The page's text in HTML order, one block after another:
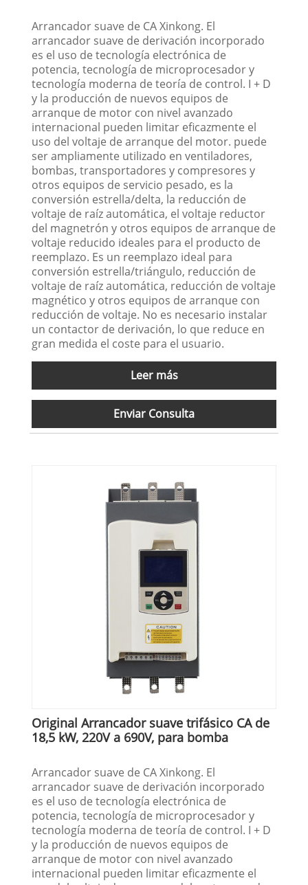
Arrancador suave de CA Xinkong. El
arrancador suave de derivación incorporado
es el uso de tecnología electrónica de
potencia, tecnología de microprocesador y
tecnología moderna de teoría de control. I + D
y la producción de nuevos equipos de
arranque de motor con nivel avanzado
internacional pueden limitar eficazmente el
uso del voltaje de arranque del motor. puede
ser ampliamente utilizado en ventiladores,
bombas, transportadores y compresores y
otros equipos de servicio pesado, es la
conversión estrella/delta, la reducción de
voltaje de raíz automática, el voltaje reductor
del magnetrón y otros equipos de arranque de
voltaje reducido ideales para el producto de
reemplazo. Es un reemplazo ideal para
conversión estrella/triángulo, reducción de
voltaje de raíz automática, reducción de voltaje
magnético y otros equipos de arranque con
reducción de voltaje. No es necesario instalar
un contactor de derivación, lo que reduce en
gran medida el coste para el usuario.
Leer más
Enviar Consulta
Original Arrancador suave trifásico CA de
18,5 kW, 220V a 690V, para bomba
Arrancador suave de CA Xinkong. El
arrancador suave de derivación incorporado
es el uso de tecnología electrónica de
potencia, tecnología de microprocesador y
tecnología moderna de teoría de control. I + D
y la producción de nuevos equipos de
arranque de motor con nivel avanzado
internacional pueden limitar eficazmente el